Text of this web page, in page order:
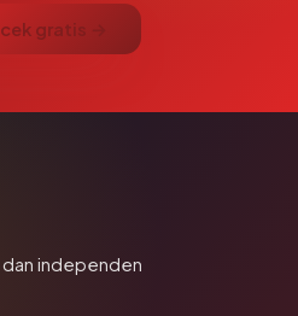
gratis →
independen